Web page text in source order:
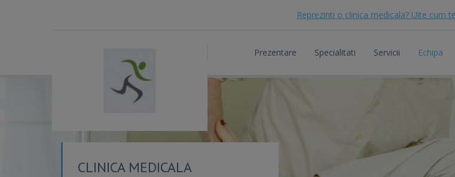
Reprezinti o clinica medicala? Uite cum
Prezentare Specialitati Servicii Echipa
CLINICA MEDICALA